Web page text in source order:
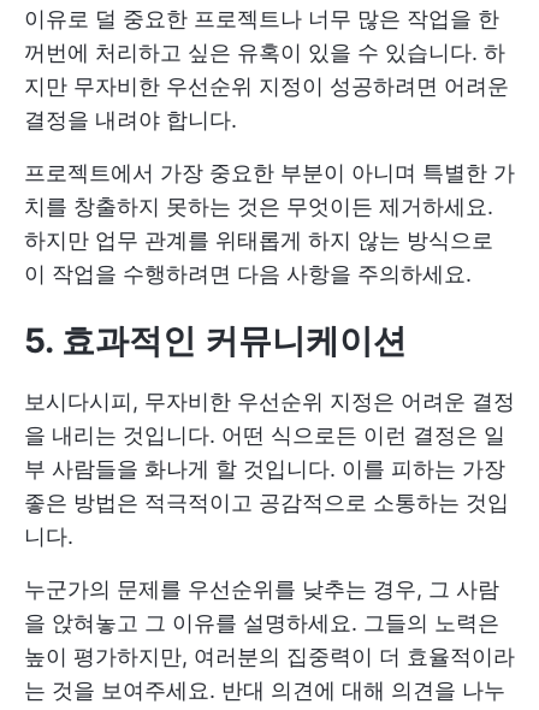
이유로 덜 중요한 프로젝트나 너무 많은 작업을 한
꺼번에 처리하고 싶은 유혹이 있을 수 있습니다. 하
지만 무자비한 우선순위 지정이 성공하려면 어려운
결정을 내려야 합니다.
프로젝트에서 가장 중요한 부분이 아니며 특별한 가
치를 창출하지 못하는 것은 무엇이든 제거하세요.
하지만 업무 관계를 위태롭게 하지 않는 방식으로
이 작업을 수행하려면 다음 사항을 주의하세요.
5. 효과적인 커뮤니케이션
보시다시피, 무자비한 우선순위 지정은 어려운 결정
을 내리는 것입니다. 어떤 식으로든 이런 결정은 일
부 사람들을 화나게 할 것입니다. 이를 피하는 가장
좋은 방법은 적극적이고 공감적으로 소통하는 것입
니다.
누군가의 문제를 우선순위를 낮추는 경우, 그 사람
을 앉혀놓고 그 이유를 설명하세요. 그들의 노력은
높이 평가하지만, 여러분의 집중력이 더 효율적이라
는 것을 보여주세요. 반대 의견에 대해 의견을 나누